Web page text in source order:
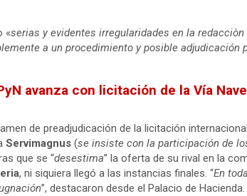
«serias y evidentes irregularidades en la
a un procedimiento y posible adjudicación
avanza con licitación de la Vía
de preadjudicación de la licitación
Servimagnus (se insiste con la participación de
que se “desestima” la oferta de su rival en la
, ni siquiera llegó a las instancias finales. “En
”, destacaron desde el Palacio de Hacienda.